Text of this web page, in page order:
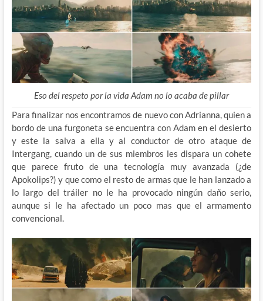
Eso del respeto por la vida Adam no lo acaba de pillar
Para finalizar nos encontramos de nuevo con Adrianna, quien a
bordo de una furgoneta se encuentra con Adam en el desierto
y este la salva a ella y al conductor de otro ataque de
Intergang, cuando un de sus miembros les dispara un cohete
que parece fruto de una tecnología muy avanzada (¿de
Apokolips?) y que como el resto de armas que le han lanzado a
lo largo del tráiler no le ha provocado ningún daño serio,
aunque si le ha afectado un poco mas que el armamento
convencional.